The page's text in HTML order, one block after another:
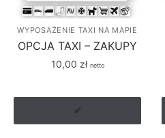
WYPOSAŻENIE TAXI NA MAPIE
OPCJA TAXI – ZAKUPY
10,00 zł netto
✔